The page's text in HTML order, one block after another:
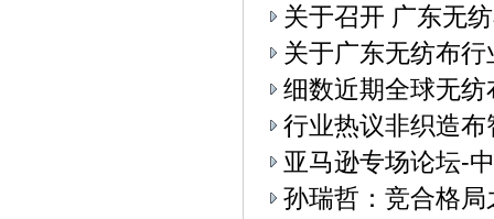
关于召开 广东无
关于广东无纺布
细数近期全球无
行业热议非织造布
亚马逊专场论坛-
孙瑞哲：竞合格